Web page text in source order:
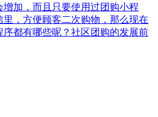
加，而且只要使用过团购小程
里，方便顾客二次购物，那么现在
序都有哪些呢？社区团购的发展前